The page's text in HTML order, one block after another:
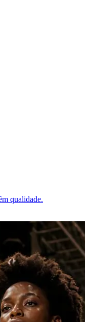
qualidade.